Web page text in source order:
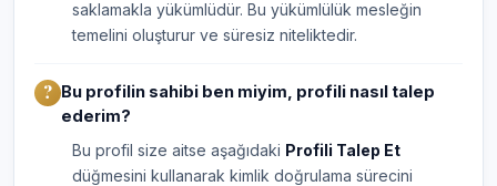
saklamakla yükümlüdür. Bu yükümlülük mesleğin
temelini oluşturur ve süresiz niteliktedir.
Bu profilin sahibi ben miyim, profili nasıl talep
ederim?
Bu profil size aitse aşağıdaki Profili Talep Et
düğmesini kullanarak kimlik doğrulama sürecini